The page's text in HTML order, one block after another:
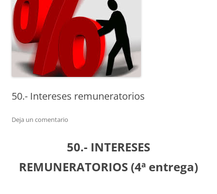
50.- Intereses remuneratorios
Deja un comentario
50.- INTERESES
REMUNERATORIOS (4ª entrega)